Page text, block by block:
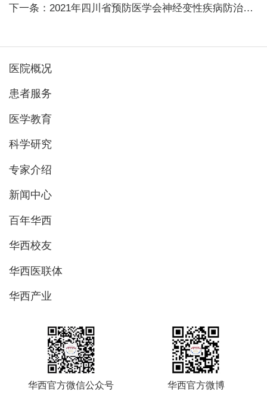
下一条：2021年四川省预防医学会神经变性疾病防治分会 暨西部帕金森防治联...
医院概况
患者服务
医学教育
科学研究
专家介绍
新闻中心
百年华西
华西校友
华西医联体
华西产业
华西官方微信公众号 华西官方微博